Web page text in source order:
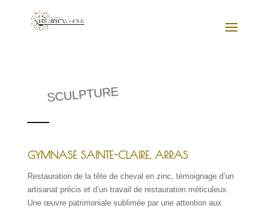
SCULPTURE
GYMNASE SAINTE-CLAIRE, ARRAS
Restauration de la tête de cheval en zinc, témoignage d’un
artisanat précis et d’un travail de restauration méticuleux.
Une œuvre patrimoniale sublimée par une attention aux